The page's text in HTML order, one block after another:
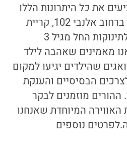
את כל היתרונות הללו
ועוד. הגן שלנו ממוקם ברחוב אלנבי 102, קריית
אליעזר חיפה, ומיועד לתינוקות החל מגיל 3
3 שנים. אנו מאמינים שאהבה לילד
שהילדים יגיעו למקום
הבסיסיים והענקת
ההורים מוזמנים לבקר
האווירה המיוחדת שאנחנו
נוספים